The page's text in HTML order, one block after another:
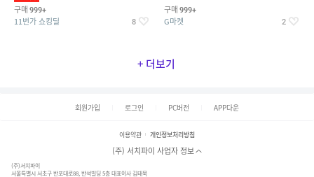
구매 999+
11번가 쇼킹딜 8
구매 999+
G마켓 2
+ 더보기
회원가입 로그인 PC버전 APP다운
이용약관 개인정보처리방침
(주) 서치파이 사업자 정보
(주)서치파이
서울특별시 서초구 반포대로88, 반석빌딩 5층 대표이사 김태묵